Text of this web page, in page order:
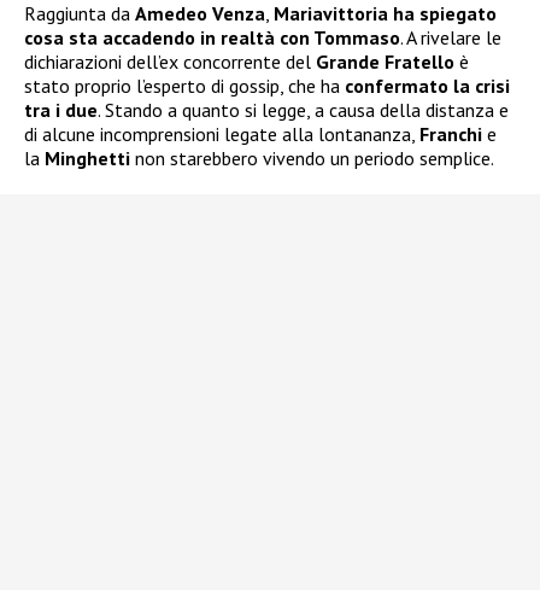
Raggiunta da Amedeo Venza, Mariavittoria ha spiegato
cosa sta accadendo in realtà con Tommaso. A rivelare le
dichiarazioni dell’ex concorrente del Grande Fratello è
stato proprio l’esperto di gossip, che ha confermato la crisi
tra i due. Stando a quanto si legge, a causa della distanza e
di alcune incomprensioni legate alla lontananza, Franchi e
la Minghetti non starebbero vivendo un periodo semplice.